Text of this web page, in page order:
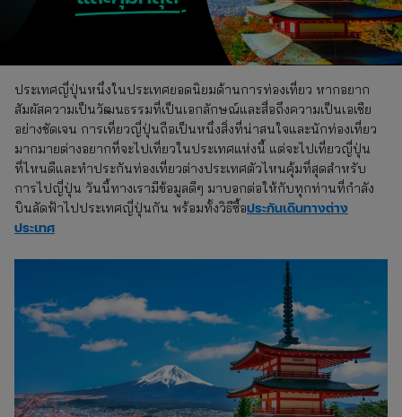
ประเทศญี่ปุ่นหนึ่งในประเทศยอดนิยมด้านการท่องเที่ยว หากอยาก
สัมผัสความเป็นวัฒนธรรมที่เป็นเอกลักษณ์และสื่อถึงความเป็นเอเชีย
อย่างชัดเจน การเที่ยวญี่ปุ่นถือเป็นหนึ่งสิ่งที่น่าสนใจและนักท่องเที่ยว
มากมายต่างอยากที่จะไปเที่ยวในประเทศแห่งนี้ แต่จะไปเที่ยวญี่ปุ่น
ที่ไหนดีและทำประกันท่องเที่ยวต่างประเทศตัวไหนคุ้มที่สุดสำหรับ
การไปญี่ปุ่น วันนี้ทางเรามีข้อมูลดีๆ มาบอกต่อให้กับทุกท่านที่กำลัง
บินลัดฟ้าไปประเทศญี่ปุ่นกัน พร้อมทั้งวิธีซื้อประกันเดินทางต่าง
ประเทศ